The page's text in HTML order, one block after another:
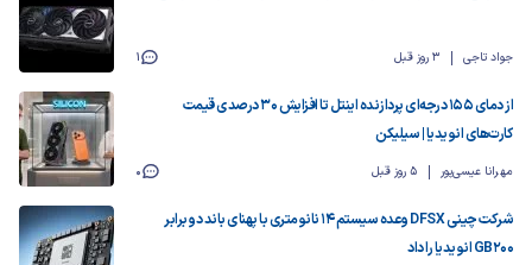
جواد تاجی 3 روز قبل 1
از دمای ۱۵۵ درجه‌ای پردازنده اینتل تا افزایش ۳۰ درصدی قیمت
کارت‌های انویدیا | سیلیکن
مهرانا عیسی‌پور 5 روز قبل 0
شرکت چینی DFSX وعده سیستم ۱۴ نانومتری با پهنای باند دو برابر
GB200 انویدیا را داد